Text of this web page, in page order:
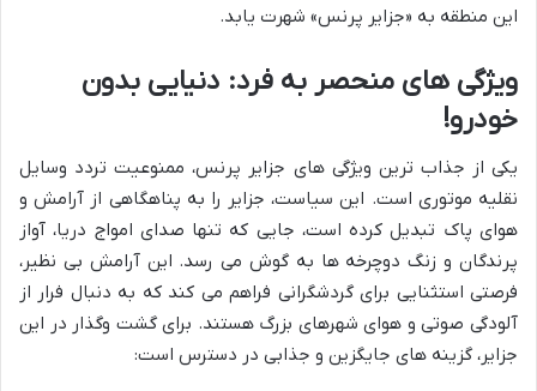
این منطقه به «جزایر پرنس» شهرت یابد.
ویژگی های منحصر به فرد: دنیایی بدون
خودرو!
یکی از جذاب ترین ویژگی های جزایر پرنس، ممنوعیت تردد وسایل
نقلیه موتوری است. این سیاست، جزایر را به پناهگاهی از آرامش و
هوای پاک تبدیل کرده است، جایی که تنها صدای امواج دریا، آواز
پرندگان و زنگ دوچرخه ها به گوش می رسد. این آرامش بی نظیر،
فرصتی استثنایی برای گردشگرانی فراهم می کند که به دنبال فرار از
آلودگی صوتی و هوای شهرهای بزرگ هستند. برای گشت وگذار در این
جزایر، گزینه های جایگزین و جذابی در دسترس است: